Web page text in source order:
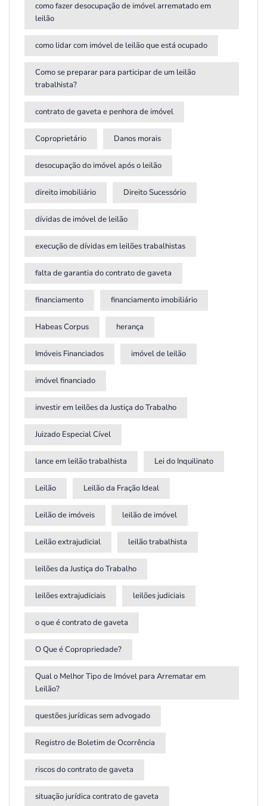
como fazer desocupação de imóvel arrematado em
leilão
como lidar com imóvel de leilão que está ocupado
Como se preparar para participar de um leilão
trabalhista?
contrato de gaveta e penhora de imóvel
Coproprietário Danos morais
desocupação do imóvel após o leilão
direito imobiliário Direito Sucessório
dívidas de imóvel de leilão
execução de dívidas em leilões trabalhistas
falta de garantia do contrato de gaveta
financiamento financiamento imobiliário
Habeas Corpus herança
Imóveis Financiados imóvel de leilão
imóvel financiado
investir em leilões da Justiça do Trabalho
Juizado Especial Cível
lance em leilão trabalhista Lei do Inquilinato
Leilão Leilão da Fração Ideal
Leilão de imóveis leilão de imóvel
Leilão extrajudicial leilão trabalhista
leilões da Justiça do Trabalho
leilões extrajudiciais leilões judiciais
o que é contrato de gaveta
O Que é Copropriedade?
Qual o Melhor Tipo de Imóvel para Arrematar em
Leilão?
questões jurídicas sem advogado
Registro de Boletim de Ocorrência
riscos do contrato de gaveta
situação jurídica contrato de gaveta